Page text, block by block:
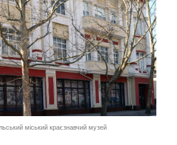
міський краєзнавчий музей